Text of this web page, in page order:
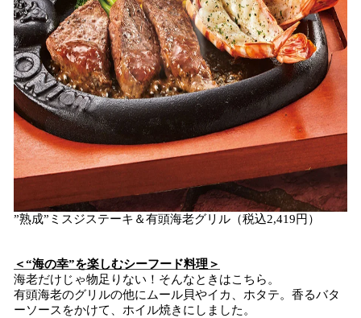
”熟成”ミスジステーキ＆有頭海老グリル（税込2,419円）
＜“海の幸”を楽しむシーフード料理＞
海老だけじゃ物足りない！そんなときはこちら。
有頭海老のグリルの他にムール貝やイカ、ホタテ。香るバタ
ーソースをかけて、ホイル焼きにしました。